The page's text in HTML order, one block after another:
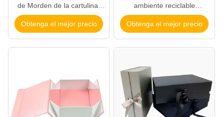
de Morden de la cartulina,
escoge las cajas de regalo
del reloj con la almohada
Obtenga el mejor precio
ambiente reciclable
coloreada sólido de las
bolsas de papel de Kraft
para hacer compras
Obtenga el mejor precio